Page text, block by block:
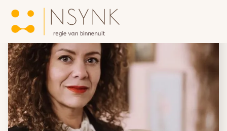
Over NSYNK
Trajecten
Metavital Human Expert-technologie
Bedrijfstrajecten
Teams & Organisaties
Reviews
Blogs
Contact